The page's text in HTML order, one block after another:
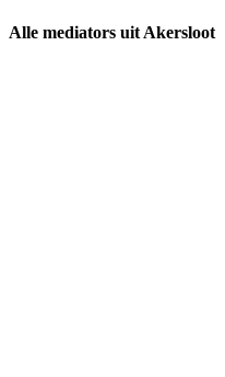
Alle mediators uit Akersloot